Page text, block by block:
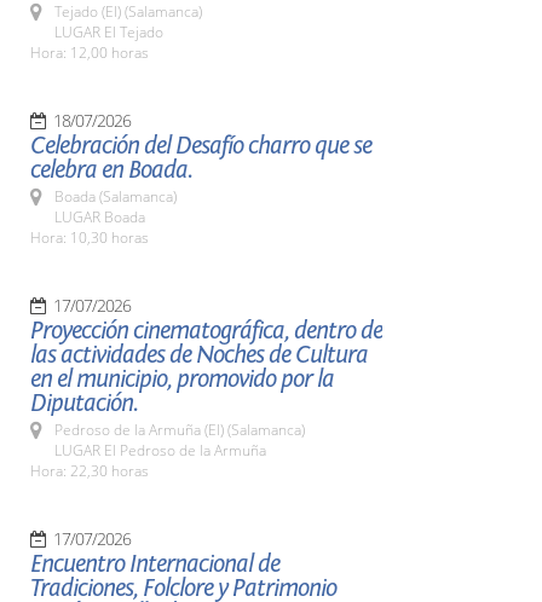
Tejado (El) (Salamanca)
LUGAR El Tejado
Hora: 12,00 horas
18/07/2026
Celebración del Desafío charro que se
celebra en Boada.
Boada (Salamanca)
LUGAR Boada
Hora: 10,30 horas
17/07/2026
Proyección cinematográfica, dentro de
las actividades de Noches de Cultura
en el municipio, promovido por la
Diputación.
Pedroso de la Armuña (El) (Salamanca)
LUGAR El Pedroso de la Armuña
Hora: 22,30 horas
17/07/2026
Encuentro Internacional de
Tradiciones, Folclore y Patrimonio